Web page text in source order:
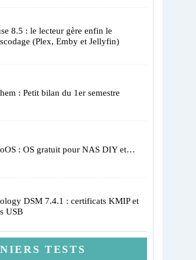
8.5 : le lecteur gère enfin le
(Plex, Emby et Jellyfin)
: Petit bilan du 1er semestre
: OS gratuit pour NAS DIY et…
DSM 7.4.1 : certificats KMIP et
USB
TESTS